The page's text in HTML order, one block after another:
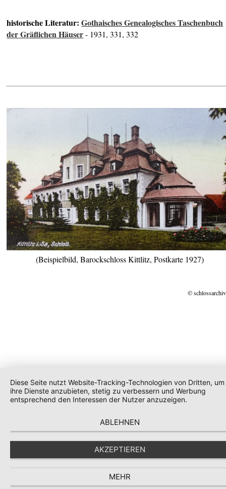
historische Literatur:Gothaisches Genealogisches Taschenbuch
der Gräflichen Häuser- 1931, 331, 332
(Beispielbild, Barockschloss Kittlitz, Postkarte 1927)
©
Diese Seite nutzt Website-Tracking-Technologien von Dritten, um
ihre Dienste anzubieten, stetig zu verbessern und Werbung
entsprechend den Interessen der Nutzer anzuzeigen.
ABLEHNEN
AKZEPTIEREN
MEHR